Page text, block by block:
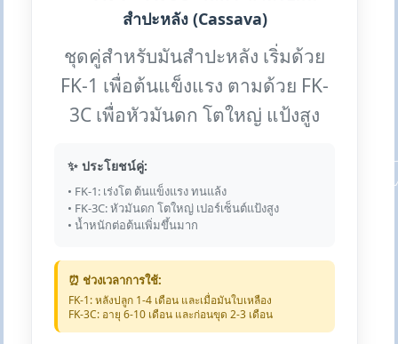
สำปะหลัง (Cassava)
ชุดคู่สำหรับมันสำปะหลัง เริ่มด้วย
FK-1 เพื่อต้นแข็งแรง ตามด้วย FK-
3C เพื่อหัวมันดก โตใหญ่ แป้งสูง
✨ ประโยชน์คู่:
• FK-1: เร่งโต ต้นแข็งแรง ทนแล้ง
• FK-3C: หัวมันดก โตใหญ่ เปอร์เซ็นต์แป้งสูง
• น้ำหนักต่อต้นเพิ่มขึ้นมาก
⏰ ช่วงเวลาการใช้:
FK-1: หลังปลูก 1-4 เดือน และเมื่อมันใบเหลือง
FK-3C: อายุ 6-10 เดือน และก่อนขุด 2-3 เดือน